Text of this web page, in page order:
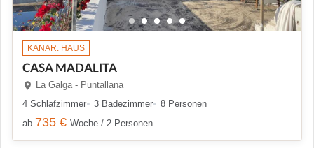
KANAR. HAUS
CASA MADALITA
La Galga - Puntallana
4 Schlafzimmer
3 Badezimmer
8 Personen
ab 735 € Woche / 2 Personen